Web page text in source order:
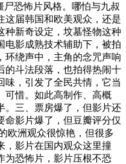
尸恐怖片风格。哪怕与九叔
这届韩国和欧美观众，还是
种新奇设定，坟墓怪物这种
电影成熟技术辅助下，被拍
环绕声中，主角的念咒声响
的斗法段落，也拍得热闹十
味，引发了全民共情，它当
可惜。如此高制作、高概
。三、票房爆了，但影片还
命影片爆了，但豆瓣评分仅
欧洲观众很惊艳，但很多
，影片在国内观众这里撞
为恐怖片，影片压根不恐